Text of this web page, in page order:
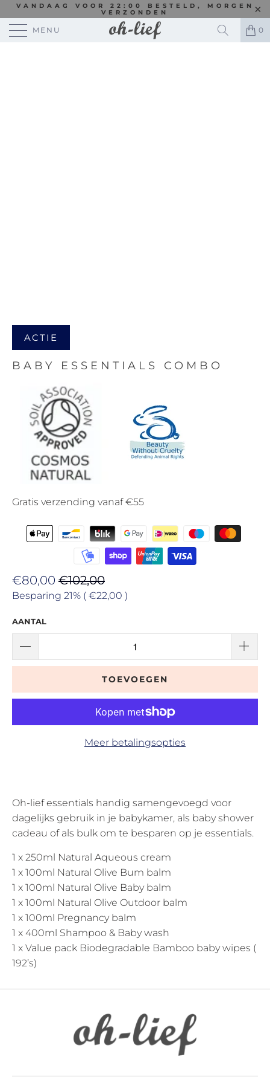
VANDAAG VOOR 22:00 BESTELD, MORGEN
VERZONDEN
MENU 0
ACTIE
BABY ESSENTIALS COMBO
Gratis verzending vanaf €55
€80,00 €102,00
Besparing 21% ( €22,00 )
AANTAL
TOEVOEGEN
Meer betalingsopties
Oh-lief essentials handig samengevoegd voor
dagelijks gebruik in je babykamer, als baby shower
cadeau of als bulk om te besparen op je essentials.
1 x 250ml Natural Aqueous cream
1 x 100ml Natural Olive Bum balm
1 x 100ml Natural Olive Baby balm
1 x 100ml Natural Olive Outdoor balm
1 x 100ml Pregnancy balm
1 x 400ml Shampoo & Baby wash
1 x Value pack Biodegradable Bamboo baby wipes (
192’s)